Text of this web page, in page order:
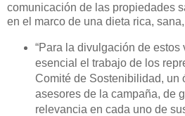
comunicación de las propiedades
en el marco de una dieta rica,
“Para la divulgación de estos
esencial el trabajo de los
Comité de Sostenibilidad, un
asesores de la campaña, de
relevancia en cada uno de